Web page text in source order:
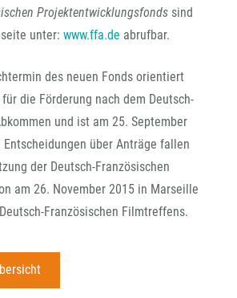
Projektentwicklungsfonds sind
unter: www.ffa.de abrufbar.
des neuen Fonds orientiert
die Förderung nach dem Deutsch-
und ist am 25. September
Entscheidungen über Anträge fallen
der Deutsch-Französischen
am 26. November 2015 in Marseille
Französischen Filmtreffens.